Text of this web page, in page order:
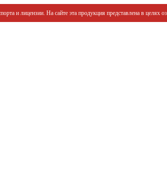
и лицензии. На сайте эта продукция представлена в целях